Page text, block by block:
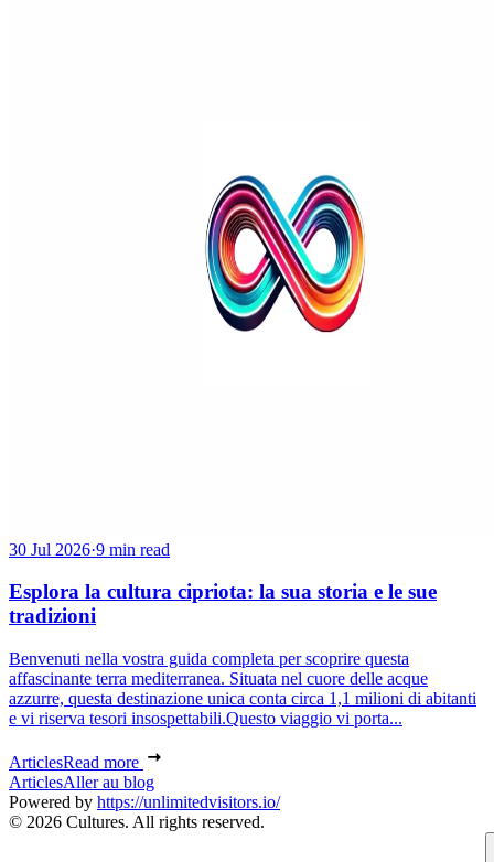
30 Jul 2026·9 min read
Esplora la cultura cipriota: la sua storia e le sue
tradizioni
Benvenuti nella vostra guida completa per scoprire questa
affascinante terra mediterranea. Situata nel cuore delle acque
azzurre, questa destinazione unica conta circa 1,1 milioni di abitanti
e vi riserva tesori insospettabili.Questo viaggio vi porta...
ArticlesRead more
ArticlesAller au blog
Powered by https://unlimitedvisitors.io/
© 2026 Cultures. All rights reserved.